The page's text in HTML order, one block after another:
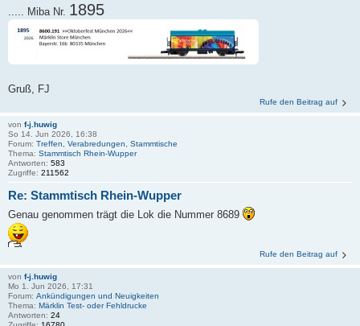
..... Miba Nr. 1895
Gruß, FJ
Rufe den Beitrag auf
von f-j.huwig
So 14. Jun 2026, 16:38
Forum: Treffen, Verabredungen, Stammtische
Thema: Stammtisch Rhein-Wupper
Antworten: 583
Zugriffe: 211562
Re: Stammtisch Rhein-Wupper
Genau genommen trägt die Lok die Nummer 8689
Rufe den Beitrag auf
von f-j.huwig
Mo 1. Jun 2026, 17:31
Forum: Ankündigungen und Neuigkeiten
Thema: Märklin Test- oder Fehldrucke
Antworten: 24